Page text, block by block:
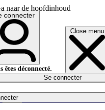
naar de hoofdinhoud
Close menu
connecter
êtes déconnecté.
Se connecter